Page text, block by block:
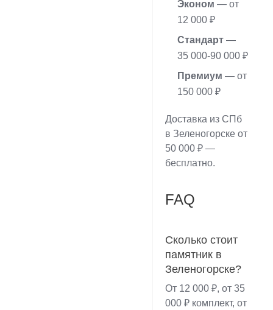
Эконом — от
12 000 ₽
Стандарт —
35 000-90 000 ₽
Премиум — от
150 000 ₽
Доставка из СПб
в Зеленогорске от
50 000 ₽ —
бесплатно.
FAQ
Сколько стоит
памятник в
Зеленогорске?
От 12 000 ₽, от 35
000 ₽ комплект, от